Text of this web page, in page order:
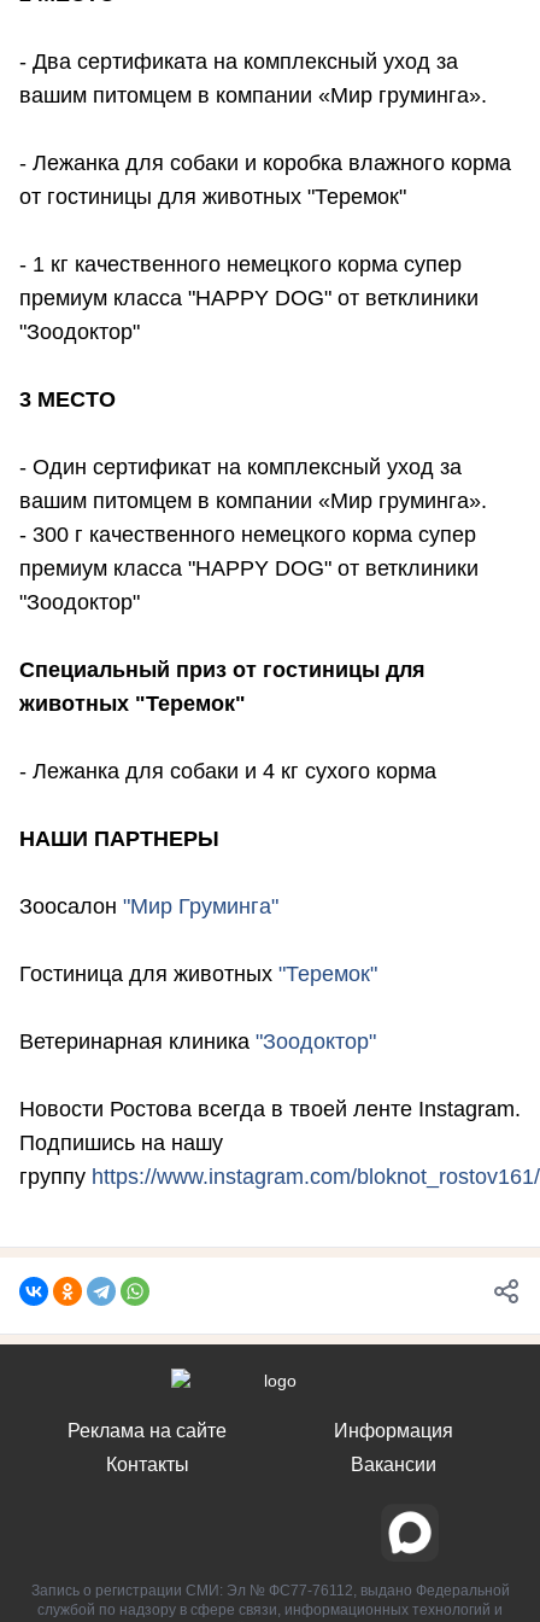
- Два сертификата на комплексный уход за
вашим питомцем в компании «Мир груминга».
- Лежанка для собаки и коробка влажного корма
от гостиницы для животных "Теремок"
- 1 кг качественного немецкого корма супер
премиум класса "HAPPY DOG" от ветклиники
"Зоодоктор"
3 МЕСТО
- Один сертификат на комплексный уход за
вашим питомцем в компании «Мир груминга».
- 300 г качественного немецкого корма супер
премиум класса "HAPPY DOG" от ветклиники
"Зоодоктор"
Специальный приз от гостиницы для
животных "Теремок"
- Лежанка для собаки и 4 кг сухого корма
НАШИ ПАРТНЕРЫ
Зоосалон "Мир Груминга"
Гостиница для животных "Теремок"
Ветеринарная клиника "Зоодоктор"
Новости Ростова всегда в твоей ленте Instagram.
Подпишись на нашу
группу https://www.instagram.com/bloknot_rostov161/
Реклама на сайте
Контакты
Информация
Вакансии
Запись о регистрации СМИ: Эл № ФС77-76112, выдано Федеральной
службой по надзору в сфере связи, информационных технологий и